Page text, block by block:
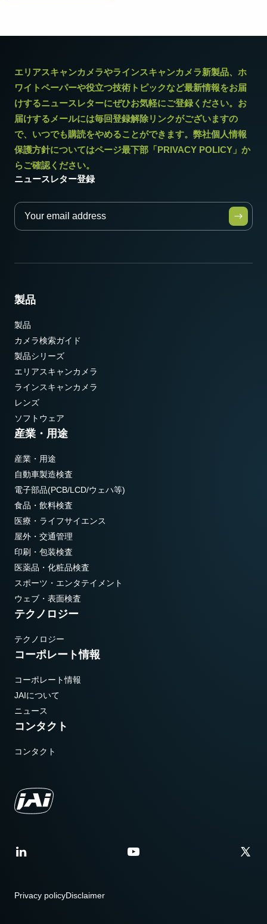
エリアスキャンカメラやラインスキャンカメラ新製品、ホ
ワイトペーパーや役立つ技術トピックなど最新情報をお届
けするニュースレターにぜひお気軽にご登録ください。お
届けするメールには毎回登録解除リンクがございますの
で、いつでも購読をやめることができます。弊社個人情報
保護方針についてはページ最下部「PRIVACY POLICY」か
らご確認ください。
ニュースレター登録
製品
製品
カメラ検索ガイド
製品シリーズ
エリアスキャンカメラ
ラインスキャンカメラ
レンズ
ソフトウェア
産業・用途
産業・用途
自動車製造検査
電子部品(PCB/LCD/ウェハ等)
食品・飲料検査
医療・ライフサイエンス
屋外・交通管理
印刷・包装検査
医薬品・化粧品検査
スポーツ・エンタテイメント
ウェブ・表面検査
テクノロジー
テクノロジー
コーポレート情報
コーポレート情報
JAIについて
ニュース
コンタクト
コンタクト
Privacy policyDisclaimer